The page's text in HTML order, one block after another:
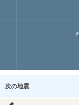
次の地震